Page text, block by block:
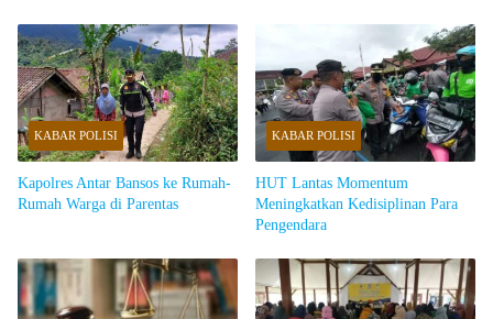
KABAR POLISI
Kapolres Antar Bansos ke Rumah-
Rumah Warga di Parentas
KABAR POLISI
HUT Lantas Momentum
Meningkatkan Kedisiplinan Para
Pengendara